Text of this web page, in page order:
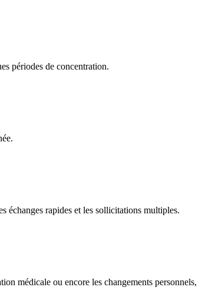
périodes de concentration.
échanges rapides et les sollicitations multiples.
médicale ou encore les changements personnels,